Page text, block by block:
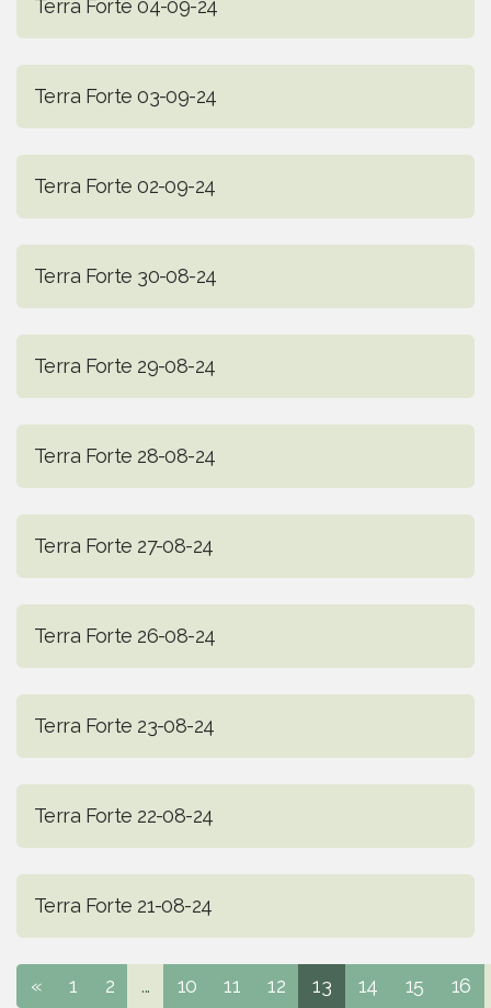
Terra Forte 04-09-24
Terra Forte 03-09-24
Terra Forte 02-09-24
Terra Forte 30-08-24
Terra Forte 29-08-24
Terra Forte 28-08-24
Terra Forte 27-08-24
Terra Forte 26-08-24
Terra Forte 23-08-24
Terra Forte 22-08-24
Terra Forte 21-08-24
« 1 2 ... 10 11 12 13 14 15 16